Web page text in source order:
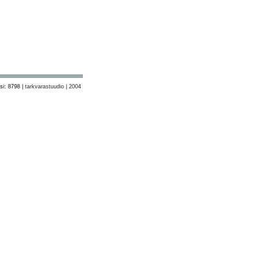
8798 | tarkvarastuudio | 2004